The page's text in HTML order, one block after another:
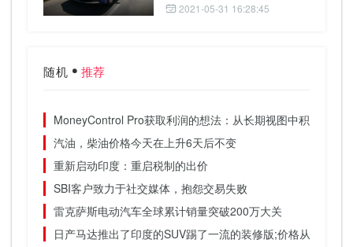
2021-05-31 16:28:45
随机 推荐
MoneyControl Pro获取利润的想法：从长期视图中积累
汽油，柴油价格今天在上升6天后不变
重新启动印度：重启税制的出价
SBI客户致力于社交媒体，抱怨交易失败
雷克萨斯电动汽车全球累计销量突破200万大关
日产马达推出了印度的SUV踢了一流的装修版;价格从Rs